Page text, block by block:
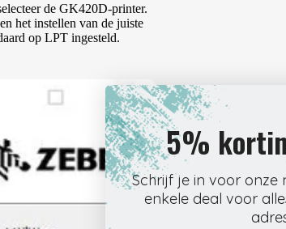
de GK420D-printer.
het instellen van de juiste
op LPT ingesteld.
5%
Schrijf je in voor onze
enkele deal voor